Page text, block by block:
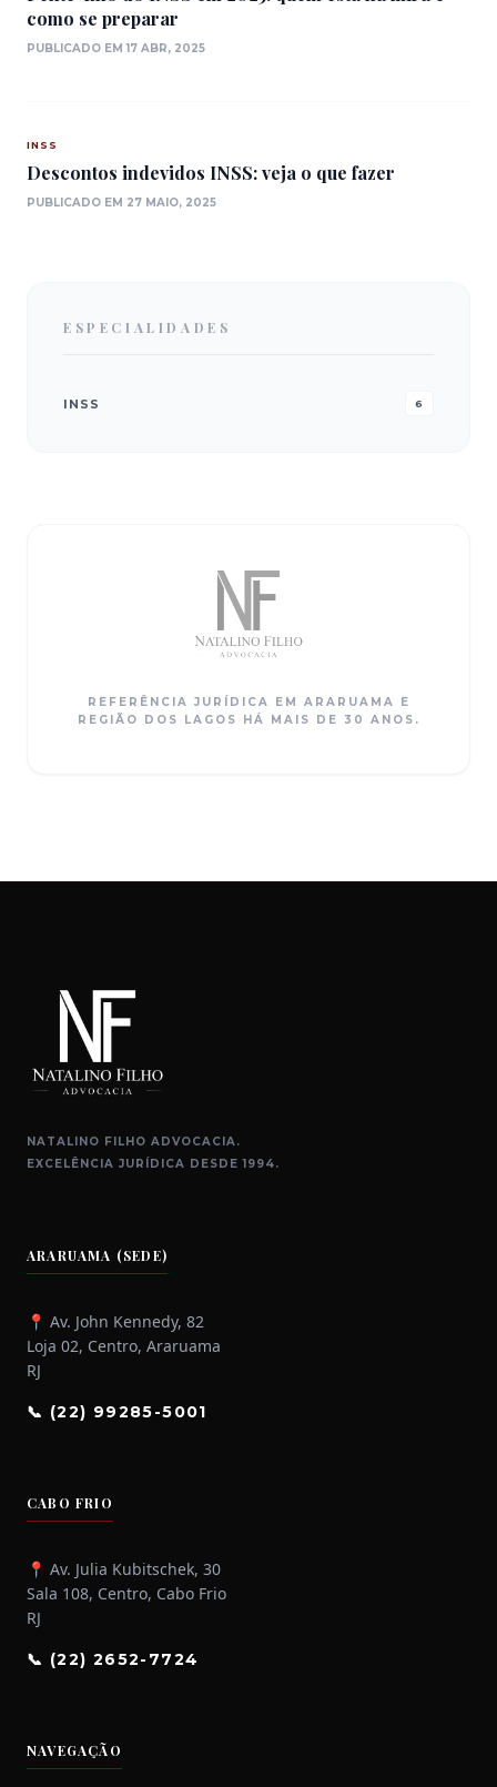
como se preparar
PUBLICADO EM 17 ABR, 2025
INSS
Descontos indevidos INSS: veja o que fazer
PUBLICADO EM 27 MAIO, 2025
ESPECIALIDADES
INSS 6
REFERÊNCIA JURÍDICA EM ARARUAMA E
REGIÃO DOS LAGOS HÁ MAIS DE 30 ANOS.
NATALINO FILHO ADVOCACIA.
EXCELÊNCIA JURÍDICA DESDE 1994.
ARARUAMA (SEDE)
📍 Av. John Kennedy, 82
Loja 02, Centro, Araruama
RJ
📞 (22) 99285-5001
CABO FRIO
📍 Av. Julia Kubitschek, 30
Sala 108, Centro, Cabo Frio
RJ
📞 (22) 2652-7724
NAVEGAÇÃO